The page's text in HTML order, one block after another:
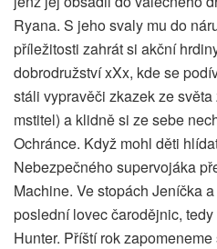
Ryana. S jeho svaly mu do
příležitosti zahrát si akční
dobrodružství xXx, kde se
stáli vypravěči zkazek ze
mstitel) a klidně si ze sebe
Ochránce. Když mohl děti
Nebezpečného supervojáka
Machine. Ve stopách Jeníčka
poslední lovec čarodějnic,
Hunter. Příští rok